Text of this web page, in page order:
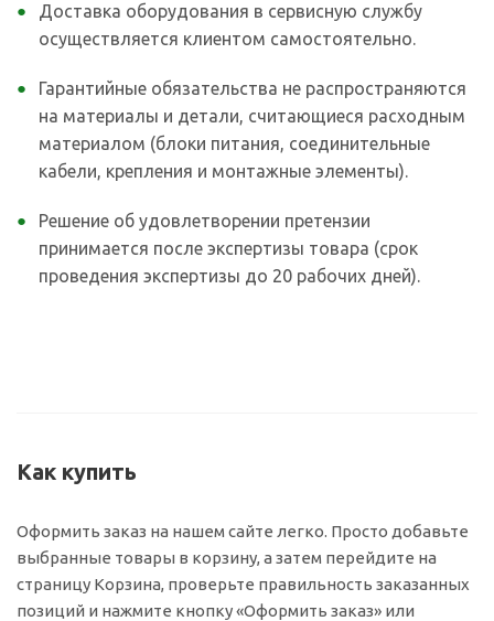
Доставка оборудования в сервисную службу
осуществляется клиентом самостоятельно.
Гарантийные обязательства не распространяются
на материалы и детали, считающиеся расходным
материалом (блоки питания, соединительные
кабели, крепления и монтажные элементы).
Решение об удовлетворении претензии
принимается после экспертизы товара (срок
проведения экспертизы до 20 рабочих дней).
Как купить
Оформить заказ на нашем сайте легко. Просто добавьте
выбранные товары в корзину, а затем перейдите на
страницу Корзина, проверьте правильность заказанных
позиций и нажмите кнопку «Оформить заказ» или